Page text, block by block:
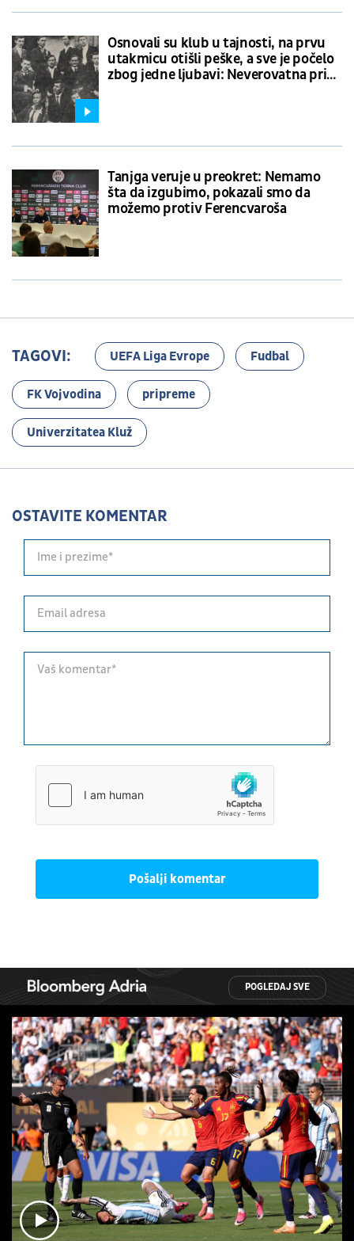
Osnovali su klub u tajnosti, na prvu
utakmicu otišli peške, a sve je počelo
zbog jedne ljubavi: Neverovatna priča
Tanjga veruje u preokret: Nemamo
šta da izgubimo, pokazali smo da
možemo protiv Ferencvaroša
TAGOVI: UEFA Liga Evrope Fudbal
FK Vojvodina pripreme
Univerzitatea Kluž
OSTAVITE KOMENTAR
Pošalji komentar
POGLEDAJ SVE